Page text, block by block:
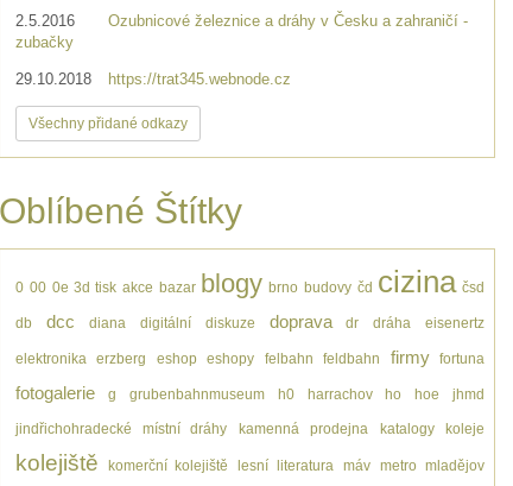
2.5.2016
Ozubnicové železnice a dráhy v Česku a zahraničí -
zubačky
29.10.2018 https://trat345.webnode.cz
Všechny přidané odkazy
Oblíbené Štítky
0 00 0e 3d tisk akce bazar blogy brno budovy čd cizina čsd
db dcc diana digitální diskuze doprava dr dráha eisenertz
elektronika erzberg eshop eshopy felbahn feldbahn firmy fortuna
fotogalerie g grubenbahnmuseum h0 harrachov ho hoe jhmd
jindřichohradecké místní dráhy kamenná prodejna katalogy koleje
kolejiště komerční kolejiště lesní literatura máv metro mladějov